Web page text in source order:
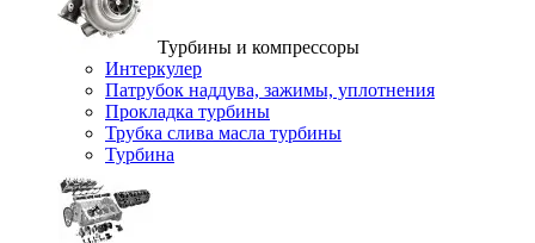
Турбины и компрессоры
Интеркулер
Патрубок наддува, зажимы, уплотнения
Прокладка турбины
Трубка слива масла турбины
Турбина